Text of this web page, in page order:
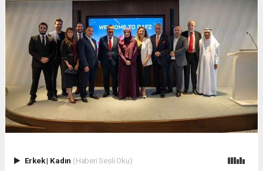
Erkek| Kadın (Haberi Sesli Oku)